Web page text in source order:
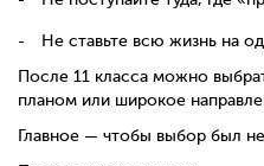
Не ставьте всю жизнь на
После 11 класса можно
планом или широкое
Главное — чтобы выбор был